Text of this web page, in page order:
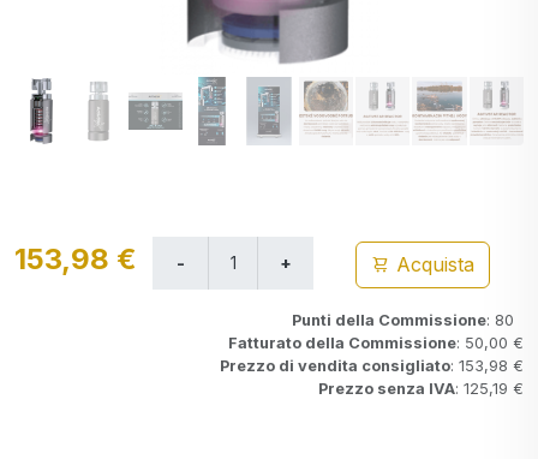
153,98 € Acquista
Punti della Commissione: 80
Fatturato della Commissione: 50,00 €
Prezzo di vendita consigliato: 153,98 €
Prezzo senza IVA: 125,19 €